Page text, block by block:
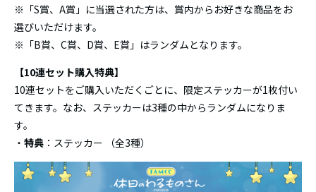
※「S賞、A賞」に当選された方は、賞内からお好きな商品をお
選びいただけます。
※「B賞、C賞、D賞、E賞」はランダムとなります。
【10連セット購入特典】
10連セットをご購入いただくごとに、限定ステッカーが1枚付い
てきます。なお、ステッカーは3種の中からランダムになりま
す。
・ 特典 ：ステッカー （全3種）